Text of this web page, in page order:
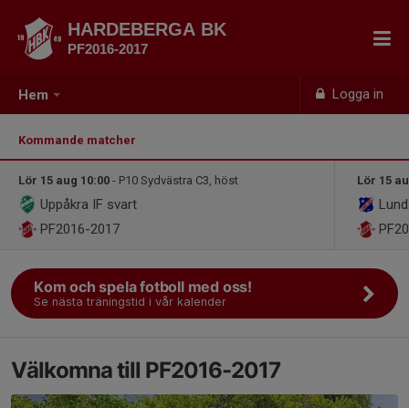
Hem Logga in
HARDEBERGA BK
PF2016-2017
Kommande matcher
Lör 15 aug 10:00 - P10 Sydvästra C3, höst
Uppåkra IF svart
PF2016-2017
Lör 15
Kom och spela fotboll med oss!
Se nästa träningstid i vår kalender
Välkomna till PF2016-2017